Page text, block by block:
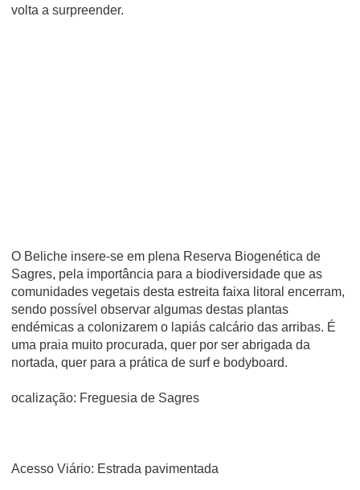
volta a surpreender.
O Beliche insere-se em plena Reserva Biogenética de
Sagres, pela importância para a biodiversidade que as
comunidades vegetais desta estreita faixa litoral encerram,
sendo possível observar algumas destas plantas
endémicas a colonizarem o lapiás calcário das arribas. É
uma praia muito procurada, quer por ser abrigada da
nortada, quer para a prática de surf e bodyboard.
ocalização: Freguesia de Sagres
Acesso Viário: Estrada pavimentada